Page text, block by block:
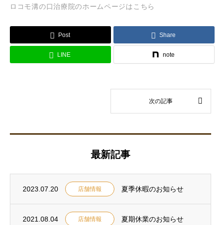
ロコモ溝の口治療院のホームページはこちら
Post Share
LINE note
最新記事
2023.07.20 店舗情報 夏季休暇のお知らせ
2021.08.04 店舗情報 夏期休業のお知らせ